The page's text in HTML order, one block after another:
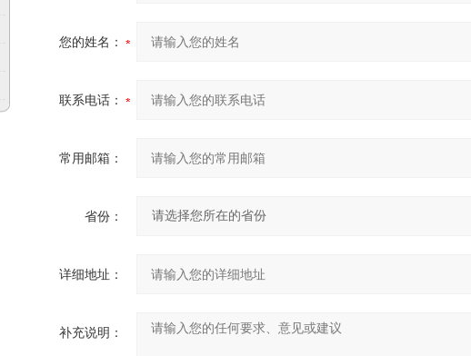
您的姓名：
联系电话：
常用邮箱：
省份：
详细地址：
补充说明：